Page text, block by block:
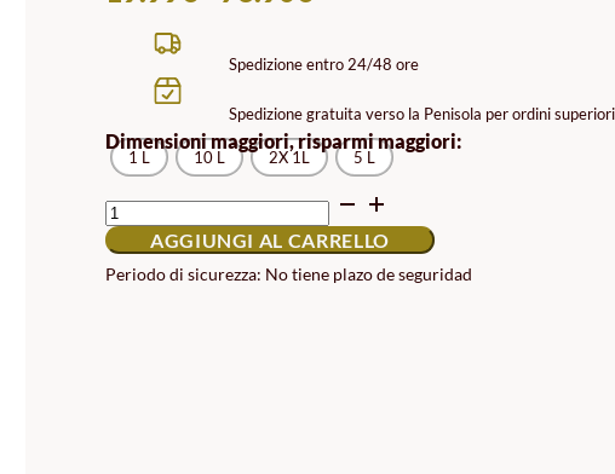
PREZZO:
19.99€
A
73.90€
Spedizione entro 24/48 ore
Spedizione gratuita verso la Penisola per ordini
Dimensioni maggiori, risparmi maggiori:
1 L 10 L 2X 1L 5 L
FERTILIZZANTE
LIQUIDO
A
BASE
DI
AGGIUNGI AL CARRELLO
Periodo di sicurezza: No tiene plazo de seguridad